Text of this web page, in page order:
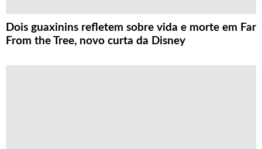
Dois guaxinins refletem sobre vida e morte em Far
From the Tree, novo curta da Disney